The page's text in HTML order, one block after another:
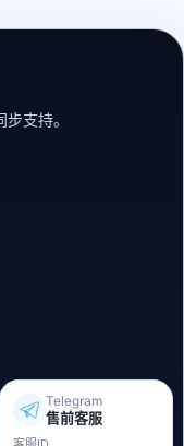
支持。
Telegram
售前客服